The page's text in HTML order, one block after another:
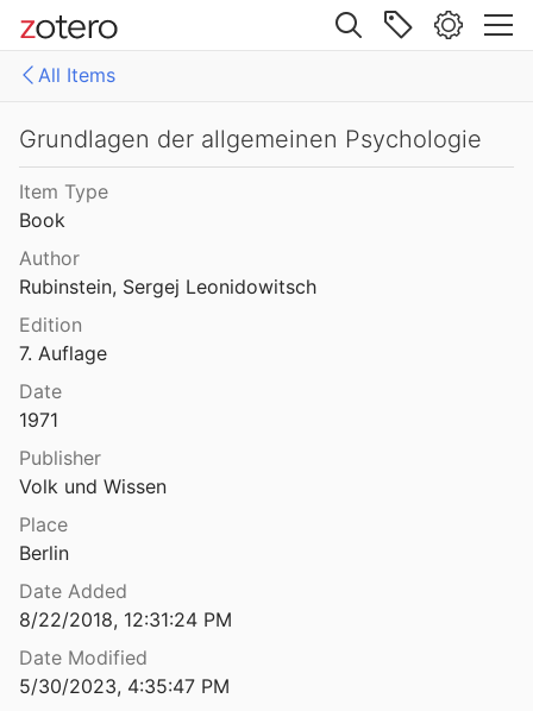
Site navigation
All Items
Gesamtausgabe (KMG)
All Items
1: Klaus Mollenhauer: Werke
3: Archivdokumente
Grundlagen der allgemeinen Psychologie
Item Type
Book
Author
Rubinstein, Sergej Leonidowitsch
Edition
7. Auflage
Date
1971
Publisher
Volk und Wissen
Place
Berlin
Date Added
8/22/2018, 12:31:24 PM
Date Modified
5/30/2023, 4:35:47 PM